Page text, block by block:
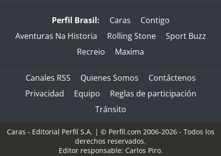
Perfil Brasil: Caras
Contigo
Aventuras Na Historia
Rolling Stone
Sport Buzz
Recreio
Maxima
Canales RSS Quienes Somos
Contáctenos
Privacidad
Equipo
Reglas de participación
Tránsito
Caras - Editorial Perfil S.A. | © Perfil.com 2006-2026 - Todos los
derechos reservados.
Editor responsable: Carlos Piro.